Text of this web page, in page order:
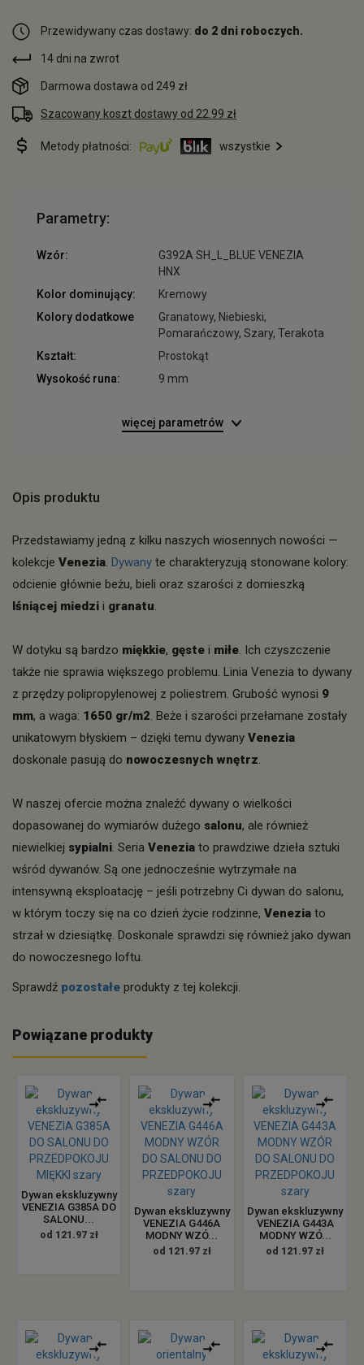
Przewidywany czas dostawy: do 2 dni roboczych.
14 dni na zwrot
Darmowa dostawa od 249 zł
Szacowany koszt dostawy od 22.99 zł
Metody płatności: wszystkie
Parametry:
Wzór:
G392A SH_L_BLUE VENEZIA
HNX
Kolor dominujący:
Kremowy
Kolory dodatkowe
Granatowy, Niebieski,
Pomarańczowy, Szary, Terakota
Kształt:
Prostokąt
Wysokość runa:
9 mm
więcej parametrów
Opis produktu
Przedstawiamy jedną z kilku naszych wiosennych nowości —
kolekcje Venezia. Dywany te charakteryzują stonowane kolory:
odcienie głównie beżu, bieli oraz szarości z domieszką
lśniącej miedzi i granatu.
W dotyku są bardzo miękkie, gęste i miłe. Ich czyszczenie
także nie sprawia większego problemu. Linia Venezia to dywany
z przędzy polipropylenowej z poliestrem. Grubość wynosi 9
mm, a waga: 1650 gr/m2. Beże i szarości przełamane zostały
unikatowym błyskiem – dzięki temu dywany Venezia
doskonale pasują do nowoczesnych wnętrz.
W naszej ofercie można znaleźć dywany o wielkości
dopasowanej do wymiarów dużego salonu, ale również
niewielkiej sypialni. Seria Venezia to prawdziwe dzieła sztuki
wśród dywanów. Są one jednocześnie wytrzymałe na
intensywną eksploatację – jeśli potrzebny Ci dywan do salonu,
w którym toczy się na co dzień życie rodzinne, Venezia to
strzał w dziesiątkę. Doskonale sprawdzi się również jako dywan
do nowoczesnego loftu.
Sprawdź pozostałe produkty z tej kolekcji.
Powiązane produkty
Dywan ekskluzywny
VENEZIA G385A DO
SALONU...
od 121.97 zł
Dywan ekskluzywny
VENEZIA G446A
MODNY WZÓ...
od 121.97 zł
Dywan ekskluzywny
VENEZIA G443A
MODNY WZÓ...
od 121.97 zł